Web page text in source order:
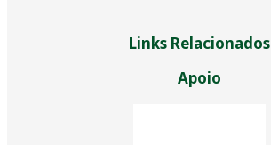
Links Relacionados
Apoio